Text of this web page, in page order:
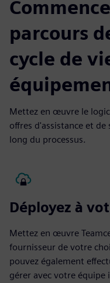
parcours
cycle de
Mettez en œuvre le
offres d'assistance et
long du processus.
Déployez à
Mettez en œuvre
fournisseur de votre
pouvez également
gérer avec votre